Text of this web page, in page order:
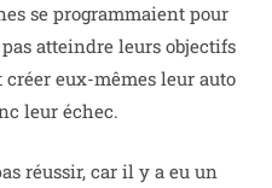
se programmaient pour
atteindre leurs objectifs
eux-mêmes leur auto
leur échec.
réussir, car il y a eu un